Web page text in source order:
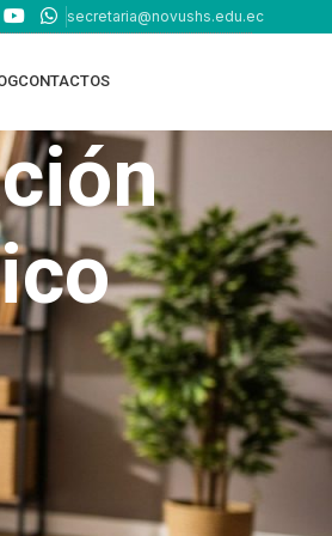
secretaria@novushs.edu.ec
CONTACTOS
ONLINE